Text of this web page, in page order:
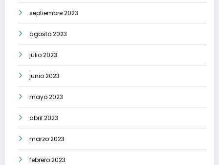
septiembre 2023
agosto 2023
julio 2023
junio 2023
mayo 2023
abril 2023
marzo 2023
febrero 2023